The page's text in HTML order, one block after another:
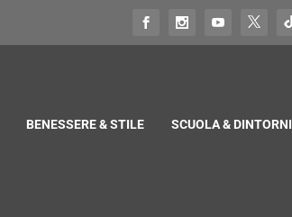
BENESSERE & STILE SCUOLA & DINTORNI